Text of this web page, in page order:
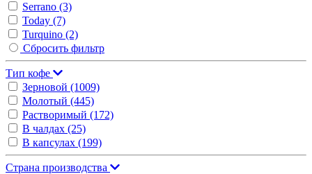
Serrano (3)
Today (7)
Turquino (2)
Сбросить фильтр
Тип кофе
Зерновой (1009)
Молотый (445)
Растворимый (172)
В чалдах (25)
В капсулах (199)
Страна производства